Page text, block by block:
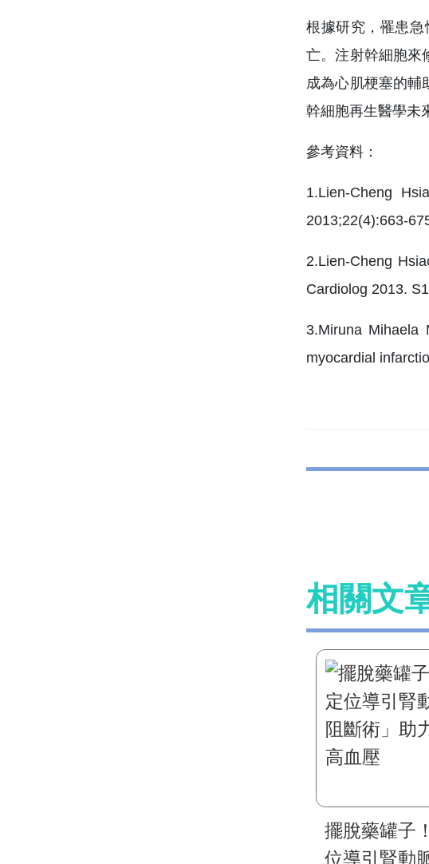
根據研究，罹患
亡。注射幹細胞來
成為心肌梗塞的輔
幹細胞再生醫學未
參考資料：
1.Lien-Cheng
2013;22(4):663-
2.Lien-Cheng
Cardiolog 2013.
3.Miruna Mihaela
myocardial
相關文
擺脫藥罐子！ 「3D神經定
位導引腎動